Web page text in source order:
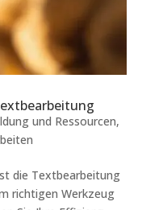
und Ressourcen,
die Textbearbeitung
richtigen Werkzeug